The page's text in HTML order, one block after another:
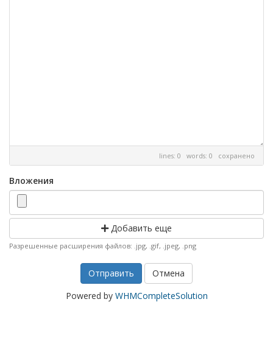
lines: 0 words: 0 сохранено
Вложения
Добавить еще
Разрешенные расширения файлов: .jpg, .gif, .jpeg, .png
Отмена
Powered by WHMCompleteSolution